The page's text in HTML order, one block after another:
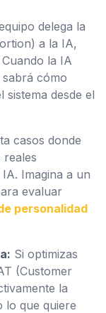
delega la
a la IA,
la IA
cómo
desde el
casos donde
Imagina a un
evaluar
personalidad
Si optimizas
(Customer
la
lo que quiere